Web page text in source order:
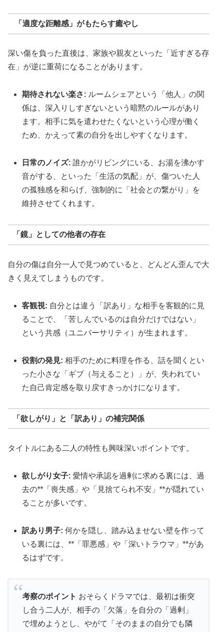
「適度な距離感」がもたらす癒やし
深い傷を負った直後は、家族や親友といった「近すぎる存
在」が逆に重荷になることがあります。
期待されない楽さ: ルームシェアという「他人」の関
係は、深入りしすぎないという暗黙のルールがあり
ます。相手に気を遣わせたくないという心理が働く
ため、かえって素の自分を出しやすくなります。
日常のノイズ: 誰かがリビングにいる、お湯を沸かす
音がする、といった「生活の気配」が、傷ついた人
の孤独感を和らげ、強制的に「社会との繋がり」を
維持させてくれます。
「鏡」としての他者の存在
自分の傷は自分一人で見つめていると、どんどん歪んで大
きく見えてしまうものです。
客観視: 自分とは違う「訳あり」な相手を客観的に見
ることで、「苦しんでいるのは自分だけではない」
という共感（ユニバーサリティ）が生まれます。
役割の発見: 相手のために料理を作る、話を聞くとい
った小さな「ギブ（与えること）」が、失われてい
た自己肯定感を取り戻すきっかけになります。
「欲しがり」と「訳あり」の補完関係
タイトルにある二人の特性も興味深いポイントです。
欲しがり女子: 愛情や承認を過剰に求める裏には、過
去の**「喪失感」や「見捨てられ不安」**が隠れてい
ることが多いです。
訳あり男子: 何かを隠し、踏み込ませない壁を作って
いる裏には、**「罪悪感」や「深いトラウマ」**があ
るはずです。
考察のポイント おそらくドラマでは、最初は衝突
し合う二人が、相手の「欠落」を自分の「過剰」
で埋めようとし、やがて「そのままの自分でも隣